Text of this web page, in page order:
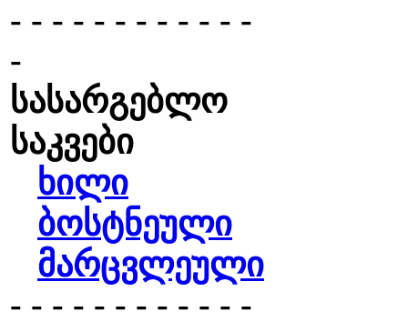
- - - - - - - - - - - -
-
სასარგებლო
საკვები
ხილი
ბოსტნეული
მარცვლეული
- - - - - - - - - - - -